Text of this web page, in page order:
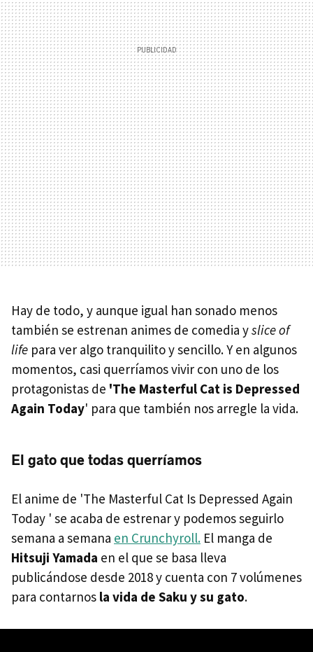
Hay de todo, y aunque igual han sonado menos
también se estrenan animes de comedia yslice of
life para ver algo tranquilito y sencillo. Y en algunos
momentos, casi querríamos vivir con uno de los
protagonistas de 'The Masterful Cat is Depressed
Again Today' para que también nos arregle la vida.
El gato que todas querríamos
El anime de 'The Masterful Cat Is Depressed Again
Today ' se acaba de estrenar y podemos seguirlo
semana a semana en Crunchyroll. El manga de
Hitsuji Yamada en el que se basa lleva
publicándose desde 2018 y cuenta con 7 volúmenes
para contarnos la vida de Saku y su gato.